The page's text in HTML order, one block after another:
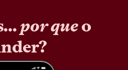
por queo